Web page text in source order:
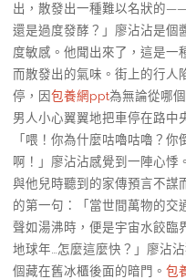
出，散發出一種難以名狀的
還是過度發酵？」廖沾沾是個
度敏感。他聞出來了，這是一
而散發出的氣味。街上的行人
停，因包養網ppt為無論從哪
男人小心翼翼地把車停在路中
「喂！你為什麼咕嚕咕嚕？
啊！」廖沾沾感覺到一陣心悸
與他兒時聽到的家傳預言不謀
的第一句：「當世間萬物的交
聲如湯沸時，便是宇宙水餃臨
地球年…怎麼這麼快？」廖沾
個藏在舊冰櫃後面的暗門。 包